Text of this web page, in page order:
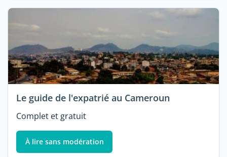
Le guide de l'expatrié au Cameroun
Complet et gratuit
À lire sans modération